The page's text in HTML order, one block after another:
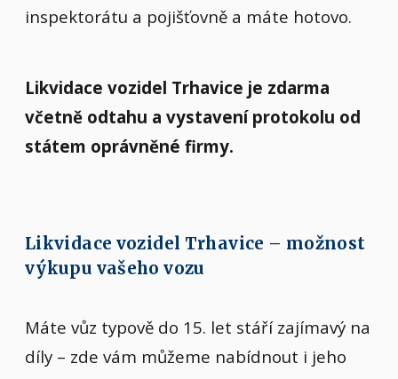
inspektorátu a pojišťovně a máte hotovo.
Likvidace vozidel Trhavice je zdarma
včetně odtahu a vystavení protokolu od
státem oprávněné firmy.
Likvidace vozidel Trhavice – možnost
výkupu vašeho vozu
Máte vůz typově do 15. let stáří zajímavý na
díly – zde vám můžeme nabídnout i jeho